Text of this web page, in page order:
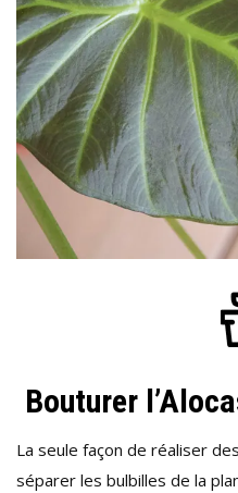
Bouturer
La seule façon de réaliser
séparer les bulbilles de la